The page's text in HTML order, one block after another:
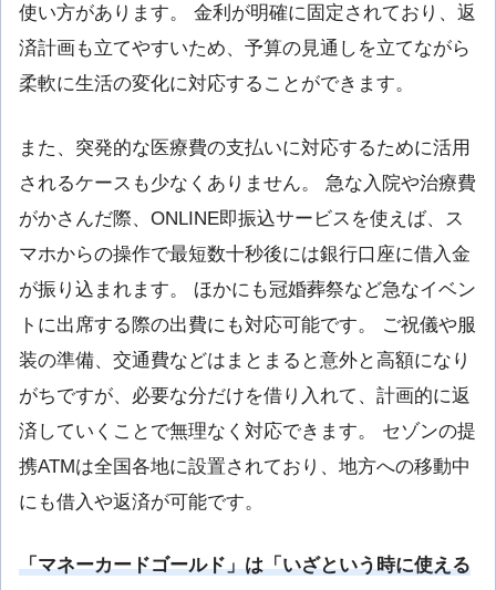
使い方があります。 金利が明確に固定されており、返
済計画も立てやすいため、予算の見通しを立てながら
柔軟に生活の変化に対応することができます。
また、突発的な医療費の支払いに対応するために活用
されるケースも少なくありません。 急な入院や治療費
がかさんだ際、ONLINE即振込サービスを使えば、ス
マホからの操作で最短数十秒後には銀行口座に借入金
が振り込まれます。 ほかにも冠婚葬祭など急なイベン
トに出席する際の出費にも対応可能です。 ご祝儀や服
装の準備、交通費などはまとまると意外と高額になり
がちですが、必要な分だけを借り入れて、計画的に返
済していくことで無理なく対応できます。 セゾンの提
携ATMは全国各地に設置されており、地方への移動中
にも借入や返済が可能です。
「マネーカードゴールド」は「いざという時に使える